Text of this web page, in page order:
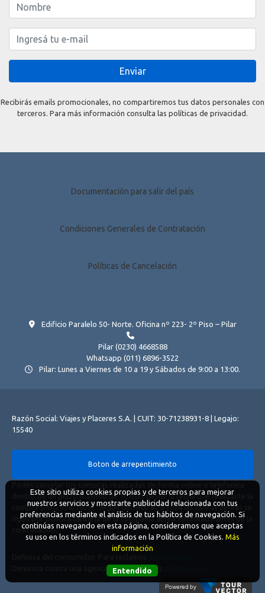
Enviar
Recibirás emails promocionales, no compartiremos tus datos personales con
terceros. Para más información consulta las políticas de privacidad.
Documentación para salir del país
Condiciones Generales de Contratación
Políticas de Cancelación
Edificio Paralelo 50- Norte. Oficina nº 223- 2º Piso – Pilar
Pilar (0230) 4668588
Whatsapp (011) 6896-3522
Pilar: Lunes a Viernes de 10 a 19 y Sábados de 9:00 a 13:00.
Razón Social: Viajes y Placeres S.A. | CUIT: 30-71238931-8 | Legajo:
15540
Boton de arrepentimiento
dentro de un plazo máximo de 10 días desde la fecha que realizaste la
compra (Disp.954/2025). Según decreto 809/2024 las tarifas aéreas se
rigen por política tarifaria de la compañía aérea informada antes de la
contratación.
Denuncia contra una agencia. Para reclamos
Este sitio utiliza cookies propias y de terceros para mejorar
nuestros servicios y mostrarte publicidad relacionada con tus
preferencias mediante el análisis de tus hábitos de navegación. Si
continúas navegando en esta página, consideramos que aceptas
su uso en los términos indicados en la Política de Cookies. Más
información
Entendido